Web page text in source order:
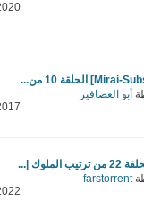
أبو العصافير
ترتيب الملوك |...
farstorrent